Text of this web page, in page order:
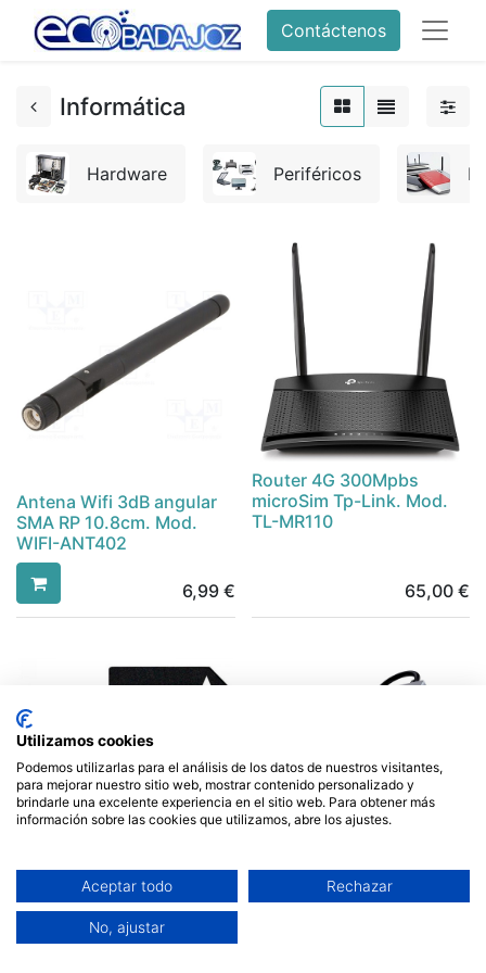
Contáctenos
Informática
Hardware Periféricos
Antena Wifi 3dB angular
SMA RP 10.8cm. Mod.
WIFI-ANT402
6,99€
Router 4G 300Mpbs
microSim Tp-Link. Mod.
TL-MR110
65,00 €
Tarjeta micro SD HC 16 GB
más adaptador Team
Group. Mod.
TUSDH16GCL10U03
Utilizamos cookies
Podemos utilizarlas para el análisis de los datos de nuestros visitantes,
para mejorar nuestro sitio web, mostrar contenido personalizado y
brindarle una excelente experiencia en el sitio web. Para obtener más
información sobre las cookies que utilizamos, abre los ajustes.
Aceptar todo Rechazar
No, ajustar